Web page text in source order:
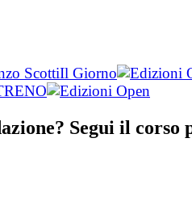
ScottiIl Giorno
Segui il